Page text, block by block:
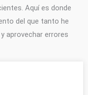
Aquí es donde
del que tanto he
aprovechar errores